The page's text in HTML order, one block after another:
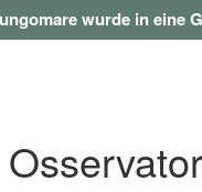
wurde in eine